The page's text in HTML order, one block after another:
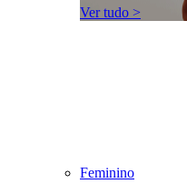
Ver tudo >
Feminino